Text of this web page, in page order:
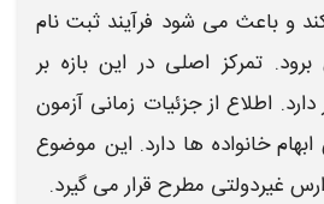
و باعث می شود فرآیند ثبت نام
تمرکز اصلی در این بازه بر
اطلاع از جزئیات زمانی آزمون
خانواده ها دارد. این موضوع
غیردولتی مطرح قرار می گیرد.